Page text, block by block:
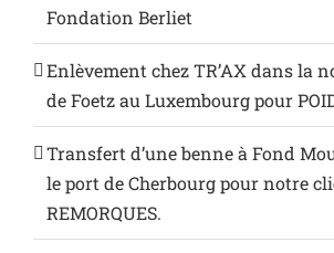
Fondation Berliet
Enlèvement chez TR’AX dans la
de Foetz au Luxembourg pour
Transfert d’une benne à Fond
le port de Cherbourg pour notre
REMORQUES.